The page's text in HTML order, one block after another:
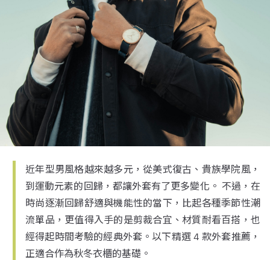
近年型男風格越來越多元，從美式復古、貴族學院風，
到運動元素的回歸，都讓外套有了更多變化。 不過，在
時尚逐漸回歸舒適與機能性的當下，比起各種季節性潮
流單品，更值得入手的是剪裁合宜、材質耐看百搭，也
經得起時間考驗的經典外套。以下精選 4 款外套推薦，
正適合作為秋冬衣櫃的基礎。